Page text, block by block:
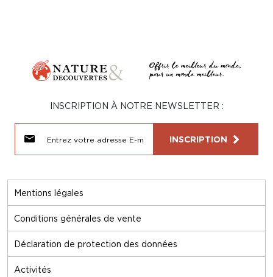
Mentions légales
Conditions générales de vente
Déclaration de protection des données
Activités
INSCRIPTION À NOTRE NEWSLETTER :
INSCRIPTION